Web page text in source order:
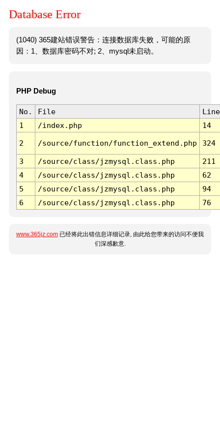
Database Error
(1040) 365建站错误警告：连接数据库失败，可能的原
因：1、数据库密码不对; 2、mysql未启动。
PHP Debug
No. File
Line
1
/index.php 14
2 /source/function/function_extend.php 324
3 /source/class/jzmysql.class.php
211
4
/source/class/jzmysql.class.php
62
5
/source/class/jzmysql.class.php
94
6
/source/class/jzmysql.class.php 76
www.365jz.com 已经将此出错信息详细记录, 由此给您带来的访问不便我
们深感歉意.